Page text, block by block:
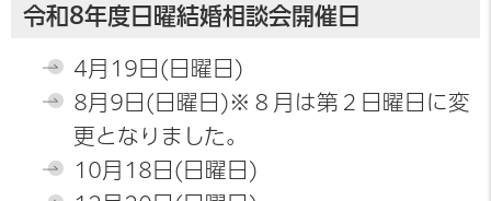
令和8年度日曜結婚相談会開催日
4月19日(日曜日)
8月9日(日曜日)※８月は第２日曜日に変
更となりました。
10月18日(日曜日)